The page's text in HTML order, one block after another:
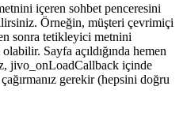
içeren sohbet penceresini
Örneğin, müşteri çevrimiçi
sonra tetikleyici metnini
Sayfa açıldığında hemen
jivo_onLoadCallback içinde
gerekir (hepsini doğru